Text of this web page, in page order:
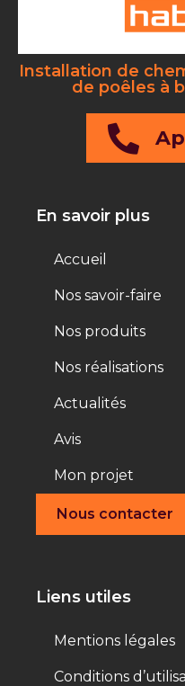
Installation de
de poêles à
En savoir plus
Accueil
Nos savoir-faire
Nos produits
Nos réalisations
Actualités
Avis
Mon projet
Nous contacter
Liens utiles
Mentions légales
Conditions